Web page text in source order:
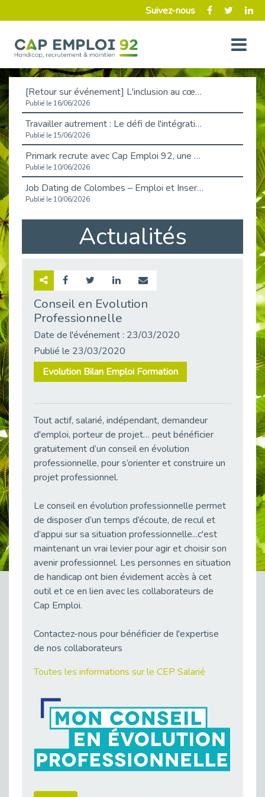
Suivez-nous
[Retour sur événement] L'inclusion au cœur de la Place de l'Emploi à La Défense !
Publié le 16/06/2026
Travailler autrement : Le défi de l'intégration des maladies chroniques en entreprise
Publié le 15/06/2026
Primark recrute avec Cap Emploi 92, une matinée couronnée de succès !
Publié le 10/06/2026
Job Dating de Colombes – Emploi et Insertion
Publié le 10/06/2026
Aborder l'entretien et la situation de handicap en toute confiance
Publié le 09/06/2026
Retour sur l’atelier « Optimiser sa recherche d’emploi »
Publié le 30/05/2026
Publié le 21/05/2026
Publié le 18/05/2026
CAP EMPLOI 92 : L’inclusion portée à son sommet, bien au-delà des quotas
Publié le 12/05/2026
38 vidéos pour comprendre et agir durablement
Publié le 04/05/2026
Le taux d’emploi direct dans la fonction publique dépasse 6 % en 2025
Publié le 04/05/2026
Témoignage : Le parcours de Marc, 44 ans
Publié le 30/04/2026
L’Aménagement Raisonnable : Un Levier pour l’Équité
Publié le 29/04/2026
28 avril : Agir ensemble pour une culture de prévention au travail
Publié le 27/04/2026
Mobilisation pour l’alternance et le handicap
Actualités
Conseil en Evolution
Professionnelle
Date de l'événement : 23/03/2020
Publié le 23/03/2020
Evolution Bilan Emploi Formation
Tout actif, salarié, indépendant, demandeur
d'emploi, porteur de projet… peut bénéficier
gratuitement d’un conseil en évolution
professionnelle, pour s’orienter et construire un
projet professionnel.
Le conseil en évolution professionnelle permet
de disposer d’un temps d’écoute, de recul et
d’appui sur sa situation professionnelle...c'est
maintenant un vrai levier pour agir et choisir son
avenir professionnel. Les personnes en situation
de handicap ont bien évidement accès à cet
outil et ce en lien avec les collaborateurs de
Cap Emploi.
Contactez-nous pour bénéficier de l'expertise
de nos collaborateurs
Toutes les informations sur le CEP Salarié